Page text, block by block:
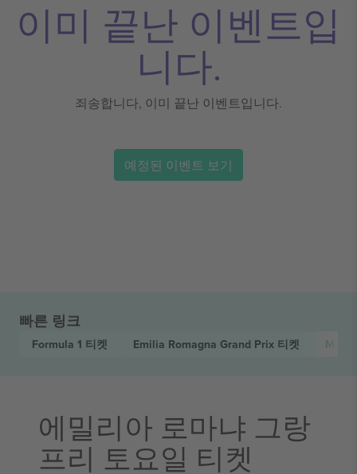
이미 끝난 이벤트입
니다.
죄송합니다, 이미 끝난 이벤트입니다.
예정된 이벤트 보기
빠른 링크
Formula 1 티켓 Emilia Romagna Grand Prix 티켓
에밀리아 로마냐 그랑
프리 토요일 티켓